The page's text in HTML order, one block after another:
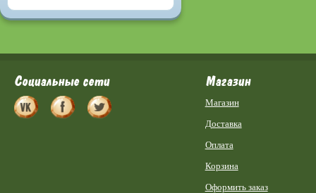
Социальные сети Магазин
Магазин
Доставка
Оплата
Корзина
Оформить заказ